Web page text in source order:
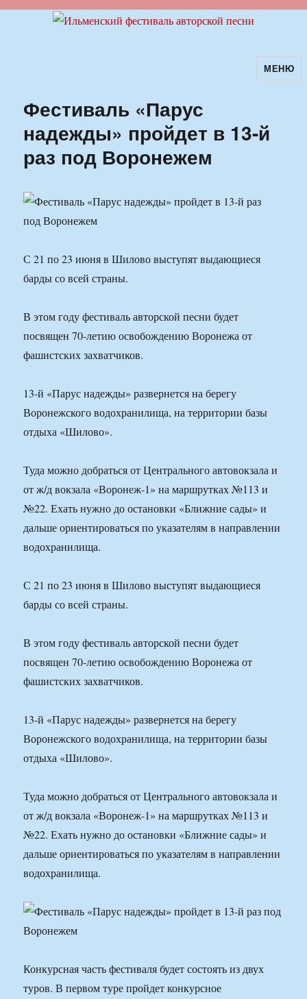
Ильменский фестиваль авторскойМЕНЮ
Фестиваль «Парус
надежды» пройдет в 13-й
раз под Воронежем
С 21 по 23 июня в Шилово выступят выдающиеся
барды со всей страны.
В этом году фестиваль авторской песни будет
посвящен 70-летию освобождению Воронежа от
фашистских захватчиков.
13-й «Парус надежды» развернется на берегу
Воронежского водохранилища, на территории базы
отдыха «Шилово».
Туда можно добраться от Центрального автовокзала и
от ж/д вокзала «Воронеж-1» на маршрутках №113 и
№22. Ехать нужно до остановки «Ближние сады» и
дальше ориентироваться по указателям в направлении
водохранилища.
С 21 по 23 июня в Шилово выступят выдающиеся
барды со всей страны.
В этом году фестиваль авторской песни будет
посвящен 70-летию освобождению Воронежа от
фашистских захватчиков.
13-й «Парус надежды» развернется на берегу
Воронежского водохранилища, на территории базы
отдыха «Шилово».
Туда можно добраться от Центрального автовокзала и
от ж/д вокзала «Воронеж-1» на маршрутках №113 и
№22. Ехать нужно до остановки «Ближние сады» и
дальше ориентироваться по указателям в направлении
водохранилища.
Конкурсная часть фестиваля будет состоять из двух
туров. В первом туре пройдет конкурсное